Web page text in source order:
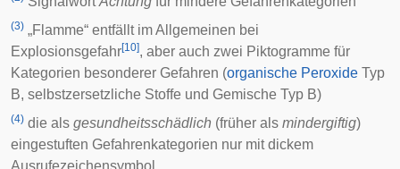
(3) „Flamme“ entfällt im Allgemeinen bei
Explosionsgefahr[10], aber auch zwei Piktogramme für
Kategorien besonderer Gefahren (organische Peroxide Typ
B, selbstzersetzliche Stoffe und Gemische Typ B)
(4) die als gesundheitsschädlich (früher als mindergiftig)
eingestuften Gefahrenkategorien nur mit dickem
Ausrufezeichensymbol